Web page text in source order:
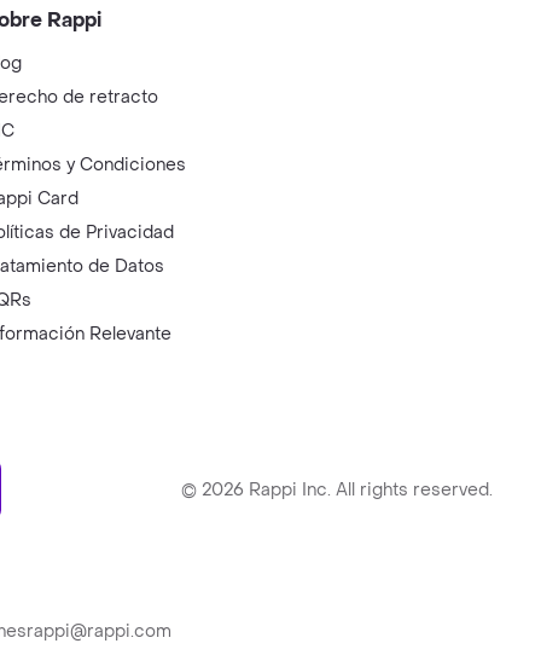
Rappi
de retracto
y Condiciones
Card
de Privacidad
de Datos
Relevante
© 2026 Rappi Inc. All rights reserved.